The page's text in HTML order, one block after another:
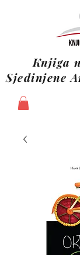
Knjiga
Sjedinjene